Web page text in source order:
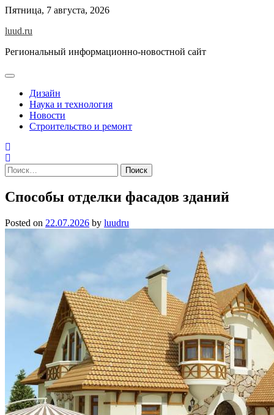
Skip
content
Пятница, 7 августа, 2026
luud.ru
Региональный информационно-новостной сайт
Дизайн
Наука и технология
Новости
Строительство и ремонт
Найти:
Способы отделки фасадов зданий
Posted on 22.07.2026 by luudru